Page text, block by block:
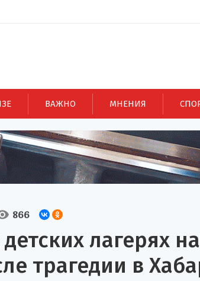
ВАЖНО МНЕНИЯ
866
лагерях
трагедии в